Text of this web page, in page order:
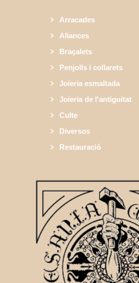
Arracades
Aliances
Braçalets
Penjolls i collarets
Joieria esmaltada
Joieria de l'antiguitat
Culte
Diversos
Restauració